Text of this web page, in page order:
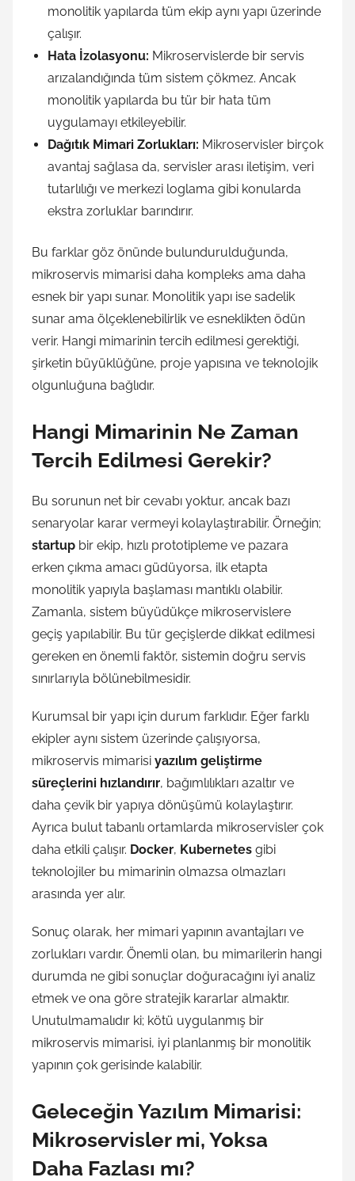
monolitik yapılarda tüm ekip aynı yapı üzerinde
çalışır.
Hata İzolasyonu: Mikroservislerde bir servis
arızalandığında tüm sistem çökmez. Ancak
monolitik yapılarda bu tür bir hata tüm
uygulamayı etkileyebilir.
Dağıtık Mimari Zorlukları: Mikroservisler birçok
avantaj sağlasa da, servisler arası iletişim, veri
tutarlılığı ve merkezi loglama gibi konularda
ekstra zorluklar barındırır.
Bu farklar göz önünde bulundurulduğunda,
mikroservis mimarisi daha kompleks ama daha
esnek bir yapı sunar. Monolitik yapı ise sadelik
sunar ama ölçeklenebilirlik ve esneklikten ödün
verir. Hangi mimarinin tercih edilmesi gerektiği,
şirketin büyüklüğüne, proje yapısına ve teknolojik
olgunluğuna bağlıdır.
Hangi Mimarinin Ne Zaman
Tercih Edilmesi Gerekir?
Bu sorunun net bir cevabı yoktur, ancak bazı
senaryolar karar vermeyi kolaylaştırabilir. Örneğin;
startup bir ekip, hızlı prototipleme ve pazara
erken çıkma amacı güdüyorsa, ilk etapta
monolitik yapıyla başlaması mantıklı olabilir.
Zamanla, sistem büyüdükçe mikroservislere
geçiş yapılabilir. Bu tür geçişlerde dikkat edilmesi
gereken en önemli faktör, sistemin doğru servis
sınırlarıyla bölünebilmesidir.
Kurumsal bir yapı için durum farklıdır. Eğer farklı
ekipler aynı sistem üzerinde çalışıyorsa,
mikroservis mimarisi yazılım geliştirme
süreçlerini hızlandırır, bağımlılıkları azaltır ve
daha çevik bir yapıya dönüşümü kolaylaştırır.
Ayrıca bulut tabanlı ortamlarda mikroservisler çok
daha etkili çalışır. Docker, Kubernetes gibi
teknolojiler bu mimarinin olmazsa olmazları
arasında yer alır.
Sonuç olarak, her mimari yapının avantajları ve
zorlukları vardır. Önemli olan, bu mimarilerin hangi
durumda ne gibi sonuçlar doğuracağını iyi analiz
etmek ve ona göre stratejik kararlar almaktır.
Unutulmamalıdır ki; kötü uygulanmış bir
mikroservis mimarisi, iyi planlanmış bir monolitik
yapının çok gerisinde kalabilir.
Geleceğin Yazılım Mimarisi:
Mikroservisler mi, Yoksa
Daha Fazlası mı?